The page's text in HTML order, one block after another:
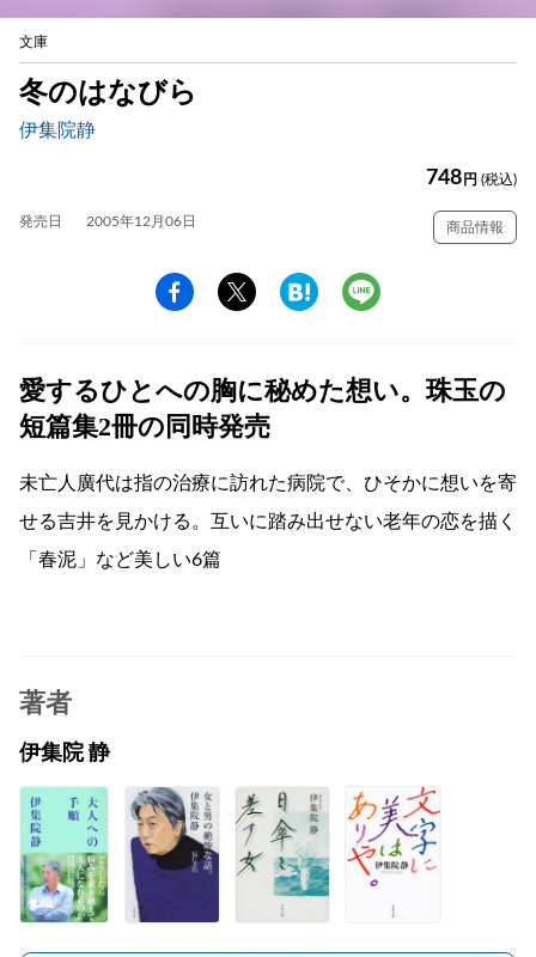
文庫
冬のはなびら
伊集院静
748 円 (税込)
発売日 2005年12月06日 商品情報
愛するひとへの胸に秘めた想い。珠玉の
短篇集2冊の同時発売
未亡人廣代は指の治療に訪れた病院で、ひそかに想いを寄
せる吉井を見かける。互いに踏み出せない老年の恋を描く
「春泥」など美しい6篇
著者
伊集院 静